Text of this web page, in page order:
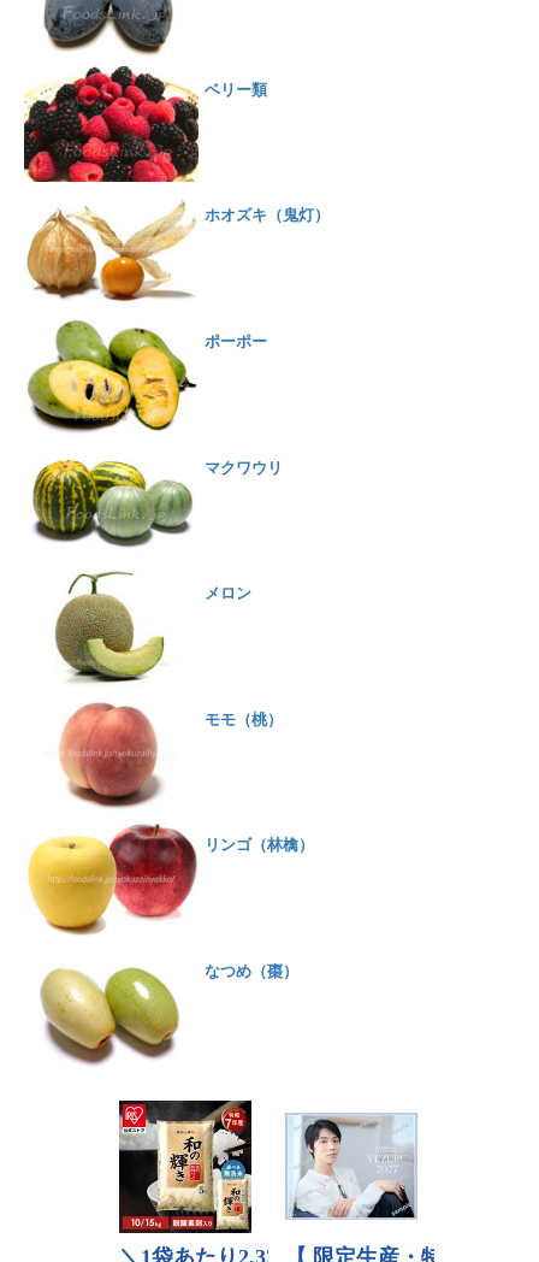
ベリー類
ホオズキ（鬼灯）
ポーポー
マクワウリ
メロン
モモ（桃）
リンゴ（林檎）
なつめ（棗）